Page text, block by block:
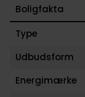
Boligfakta
Type
Udbudsform
Energimærke